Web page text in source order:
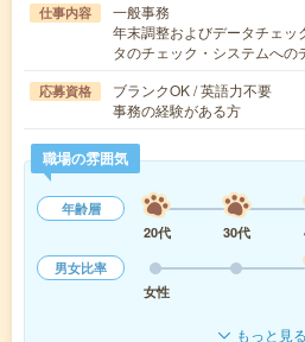
仕事内容
一般事務
年末調整およびデータチェッ
タのチェック・システムへ
応募資格
ブランクOK / 英語力不要
事務の経験がある方
職場の雰囲気
年齢層
20代
30代
男女比率
女性
もっと見る